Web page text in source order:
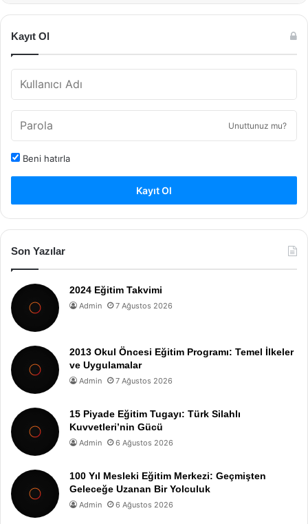
Kayıt Ol
Unuttunuz mu?
Beni hatırla
Kayıt Ol
Son Yazılar
2024 Eğitim Takvimi
Admin 7 Ağustos 2026
2013 Okul Öncesi Eğitim Programı: Temel İlkeler
ve Uygulamalar
Admin 7 Ağustos 2026
15 Piyade Eğitim Tugayı: Türk Silahlı
Kuvvetleri’nin Gücü
Admin 6 Ağustos 2026
100 Yıl Mesleki Eğitim Merkezi: Geçmişten
Geleceğe Uzanan Bir Yolculuk
Admin 6 Ağustos 2026